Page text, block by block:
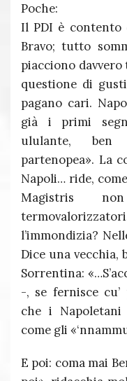
Poche:
Il PDI è contento
Bravo; tutto
piacciono davvero
questione di
pagano cari.
già i primi
ululante, ben
partenopea». La
Napoli… ride,
Magistris
l’immondizia?
Dice una vecchia,
Sorrentina:
-, se fernisce
che i
come gli
E poi: coma mai